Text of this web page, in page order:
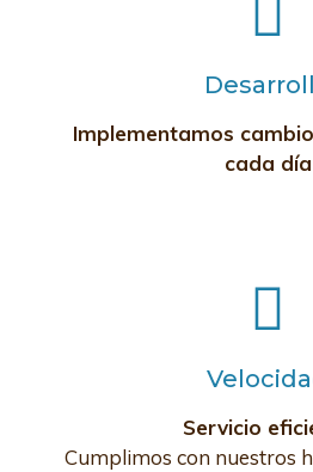
Implementamos
cada día
Servicio
Cumplimos con nuestros